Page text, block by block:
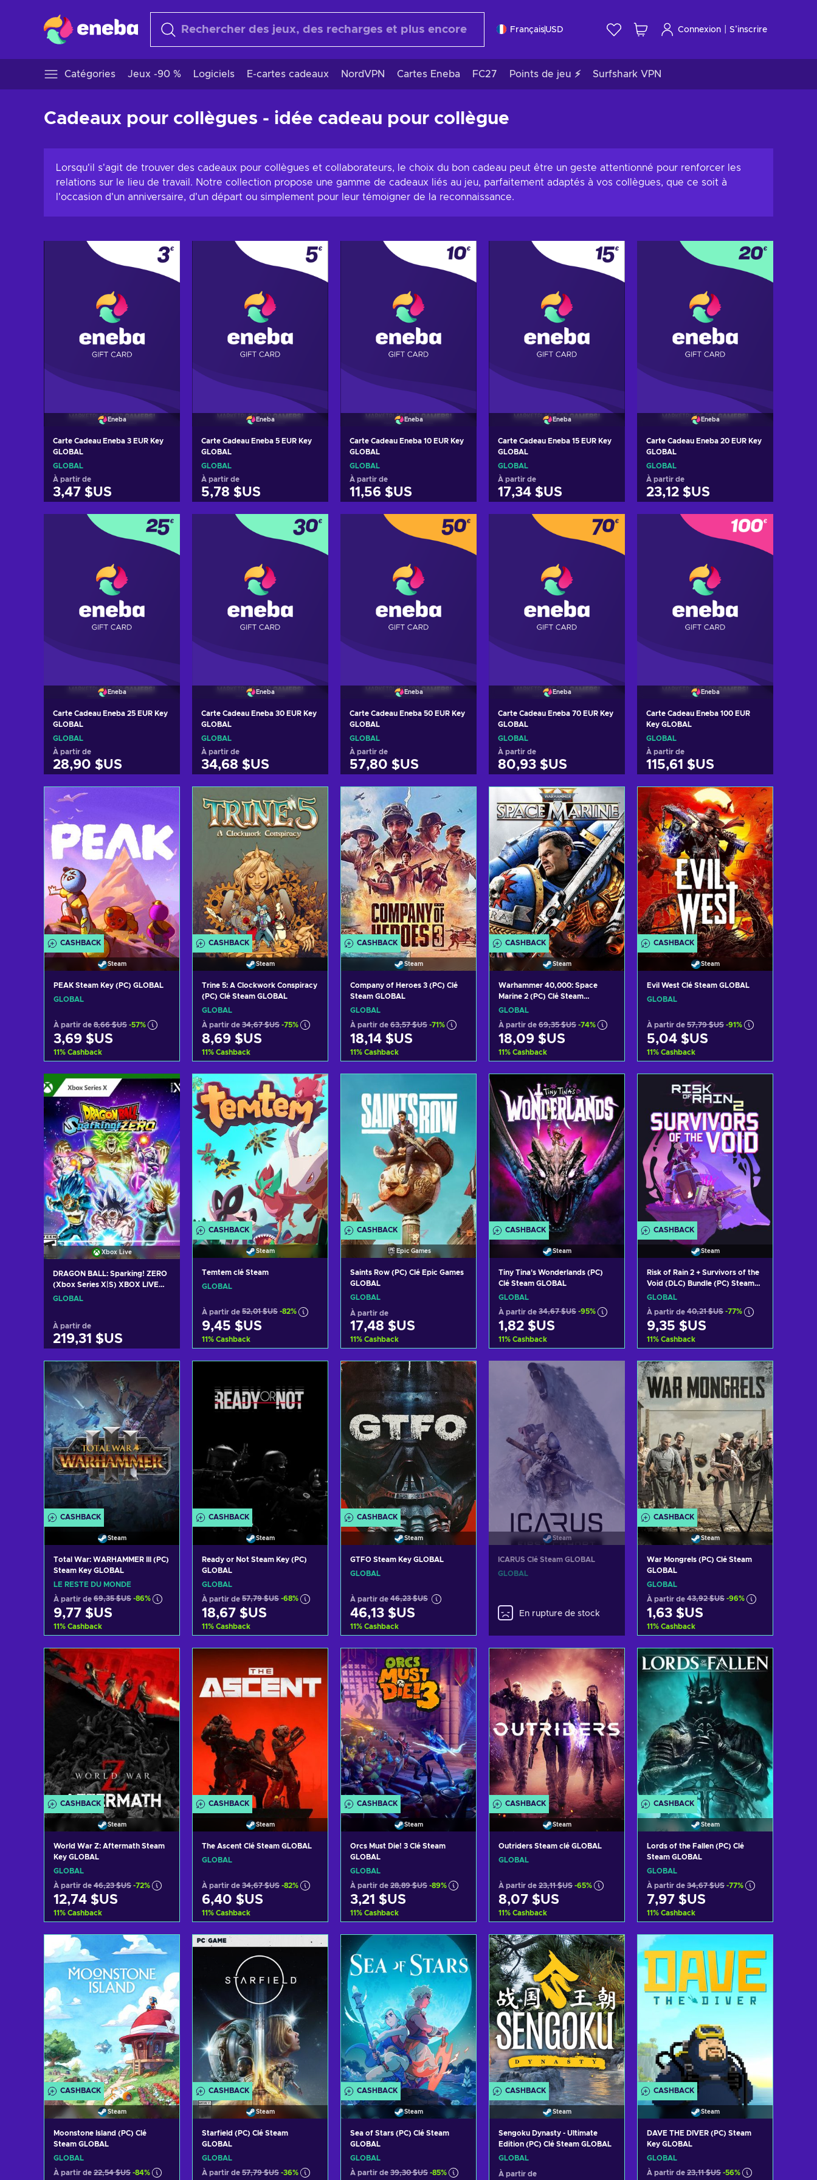
FrançaisUSD Connexion S’inscrire
Catégories Jeux -90 % Logiciels E-cartes cadeaux NordVPN Cartes Eneba FC27 Points de jeu ⚡ Surfshark VPN
Cadeaux pour collègues - idée cadeau pour collègue
Lorsqu'il s'agit de trouver des cadeaux pour collègues et collaborateurs, le choix du bon cadeau peut être un geste attentionné pour renforcer les
relations sur le lieu de travail. Notre collection propose une gamme de cadeaux liés au jeu, parfaitement adaptés à vos collègues, que ce soit à
l'occasion d'un anniversaire, d'un départ ou simplement pour leur témoigner de la reconnaissance.
Eneba
Carte Cadeau Eneba 3 EUR Key
GLOBAL
GLOBAL
À partir de
3,47 $US
Ajouter au panier
Voir les offres
Eneba
Carte Cadeau Eneba 5 EUR Key
GLOBAL
GLOBAL
À partir de
5,78 $US
Ajouter au panier
Voir les offres
Eneba
Carte Cadeau Eneba 10 EUR Key
GLOBAL
GLOBAL
À partir de
11,56 $US
Ajouter au panier
Voir les offres
Eneba
Carte Cadeau Eneba 15 EUR Key
GLOBAL
GLOBAL
À partir de
17,34 $US
Ajouter au panier
Voir les offres
Eneba
Carte Cadeau Eneba 20 EUR Key
GLOBAL
GLOBAL
À partir de
23,12 $US
Ajouter au panier
Voir les offres
Eneba
Carte Cadeau Eneba 25 EUR Key
GLOBAL
GLOBAL
À partir de
28,90 $US
Ajouter au panier
Voir les offres
Eneba
Carte Cadeau Eneba 30 EUR Key
GLOBAL
GLOBAL
À partir de
34,68 $US
Voir les offres
Eneba
Carte Cadeau Eneba 50 EUR Key
GLOBAL
GLOBAL
À partir de
57,80 $US
Ajouter au panier
Voir les offres
Eneba
Carte Cadeau Eneba 70 EUR Key
GLOBAL
GLOBAL
À partir de
80,93 $US
Ajouter au panier
Voir les offres
Eneba
Carte Cadeau Eneba 100 EUR
Key GLOBAL
GLOBAL
À partir de
115,61 $US
Ajouter au panier
Voir les offres
CASHBACK
Steam
PEAK Steam Key (PC) GLOBAL
GLOBAL
À partir de 8,66 $US -57%
3,69 $US
11% Cashback
Ajouter au panier
Voir les offres
CASHBACK
Steam
Trine 5: A Clockwork Conspiracy
(PC) Clé Steam GLOBAL
GLOBAL
À partir de 34,67 $US -75%
8,69 $US
11% Cashback
Ajouter au panier
Voir les offres
CASHBACK
Steam
Company of Heroes 3 (PC) Clé
Steam GLOBAL
GLOBAL
À partir de 63,57 $US -71%
18,14 $US
11% Cashback
Voir les offres
CASHBACK
Steam
Warhammer 40,000: Space
Marine 2 (PC) Clé Steam
GLOBAL
GLOBAL
À partir de 69,35 $US -74%
18,09 $US
11% Cashback
Voir les offres
CASHBACK
Steam
Evil West Clé Steam GLOBAL
GLOBAL
À partir de 57,79 $US -91%
5,04 $US
11% Cashback
Voir les offres
Xbox Live
DRAGON BALL: Sparking! ZERO
(Xbox Series X|S) XBOX LIVE
Key GLOBAL
GLOBAL
À partir de
219,31 $US
Ajouter au panier
Voir les offres
CASHBACK
Steam
Temtem clé Steam
GLOBAL
À partir de 52,01 $US -82%
9,45 $US
11% Cashback
Voir les offres
CASHBACK
Epic Games
Saints Row (PC) Clé Epic Games
GLOBAL
GLOBAL
À partir de
17,48 $US
11% Cashback
Ajouter au panier
Voir les offres
CASHBACK
Steam
Tiny Tina's Wonderlands (PC)
Clé Steam GLOBAL
GLOBAL
À partir de 34,67 $US -95%
1,82 $US
11% Cashback
Ajouter au panier
Voir les offres
CASHBACK
Steam
Risk of Rain 2 + Survivors of the
Void (DLC) Bundle (PC) Steam
Key GLOBAL
GLOBAL
À partir de 40,21 $US -77%
9,35 $US
11% Cashback
Ajouter au panier
Voir les offres
CASHBACK
Steam
Total War: WARHAMMER III (PC)
Steam Key GLOBAL
LE RESTE DU MONDE
À partir de 69,35 $US -86%
9,77 $US
11% Cashback
Ajouter au panier
Voir les offres
CASHBACK
Steam
Ready or Not Steam Key (PC)
GLOBAL
GLOBAL
À partir de 57,79 $US -68%
18,67 $US
11% Cashback
Voir les offres
CASHBACK
Steam
GTFO Steam Key GLOBAL
GLOBAL
À partir de 46,23 $US
46,13 $US
11% Cashback
Ajouter au panier
Voir les offres
Steam
ICARUS Clé Steam GLOBAL
GLOBAL
En rupture de stock
CASHBACK
Steam
War Mongrels (PC) Clé Steam
GLOBAL
GLOBAL
À partir de 43,92 $US -96%
1,63 $US
11% Cashback
Ajouter au panier
Voir les offres
CASHBACK
Steam
World War Z: Aftermath Steam
Key GLOBAL
GLOBAL
À partir de 46,23 $US -72%
12,74 $US
11% Cashback
Ajouter au panier
Voir les offres
CASHBACK
Steam
The Ascent Clé Steam GLOBAL
GLOBAL
À partir de 34,67 $US -82%
6,40 $US
11% Cashback
Ajouter au panier
Voir les offres
CASHBACK
Steam
Orcs Must Die! 3 Clé Steam
GLOBAL
GLOBAL
À partir de 28,89 $US -89%
3,21 $US
11% Cashback
Ajouter au panier
Voir les offres
CASHBACK
Steam
Outriders Steam clé GLOBAL
GLOBAL
À partir de 23,11 $US -65%
8,07 $US
11% Cashback
Ajouter au panier
Voir les offres
CASHBACK
Steam
Lords of the Fallen (PC) Clé
Steam GLOBAL
GLOBAL
À partir de 34,67 $US -77%
7,97 $US
11% Cashback
Voir les offres
CASHBACK
Steam
Moonstone Island (PC) Clé
Steam GLOBAL
GLOBAL
À partir de 22,54 $US -84%
CASHBACK
Steam
Starfield (PC) Clé Steam
GLOBAL
GLOBAL
À partir de 57,79 $US -36%
CASHBACK
Steam
Sea of Stars (PC) Clé Steam
GLOBAL
GLOBAL
À partir de 39,30 $US -85%
CASHBACK
Steam
Sengoku Dynasty - Ultimate
Edition (PC) Clé Steam GLOBAL
GLOBAL
À partir de
CASHBACK
Steam
DAVE THE DIVER (PC) Steam
Key GLOBAL
GLOBAL
À partir de 23,11 $US -56%